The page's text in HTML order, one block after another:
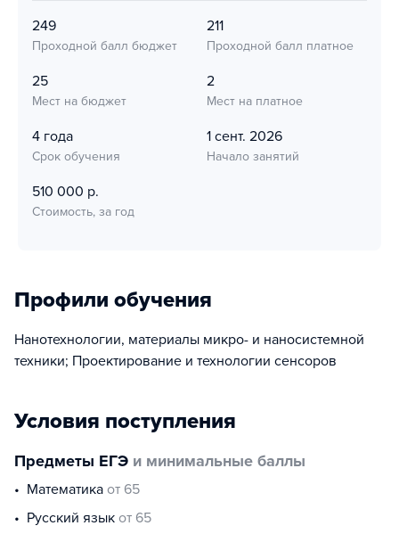
249
Проходной балл бюджет
211
Проходной балл платное
25
Мест на бюджет
2
Мест на платное
4 года
Срок обучения
1 сент. 2026
Начало занятий
510 000 р.
Стоимость, за год
Профили обучения
Нанотехнологии, материалы микро- и наносистемной
техники; Проектирование и технологии сенсоров
Условия поступления
Предметы ЕГЭ и минимальные баллы
математика от 65
русский язык от 65